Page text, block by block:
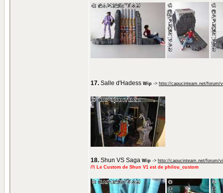
17. Salle d'Hadess Wip -> http://capucinteam.net/forum/
18. Shun VS Saga Wip -> http://capucinteam.net/forum/
/!\ Le Custom de Shun V1 est de philou_custom